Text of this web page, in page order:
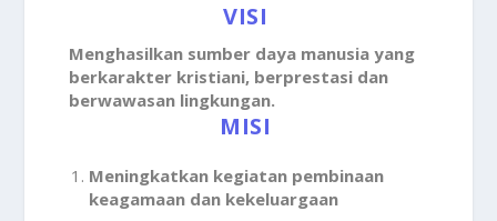
VISI
Menghasilkan sumber daya manusia yang
berkarakter kristiani, berprestasi dan
berwawasan lingkungan.
MISI
Meningkatkan kegiatan pembinaan
keagamaan dan kekeluargaan